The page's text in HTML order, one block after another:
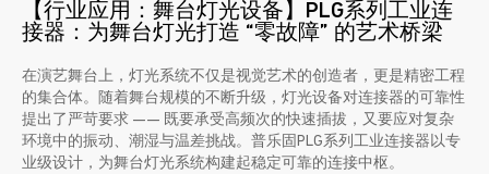
【行业应用：舞台灯光设备】PLG系列工业连
接器：为舞台灯光打造 “零故障” 的艺术桥梁
在演艺舞台上，灯光系统不仅是视觉艺术的创造者，更是精密工程
的集合体。随着舞台规模的不断升级，灯光设备对连接器的可靠性
提出了严苛要求 —— 既要承受高频次的快速插拔，又要应对复杂
环境中的振动、潮湿与温差挑战。普乐固PLG系列工业连接器以专
业级设计，为舞台灯光系统构建起稳定可靠的连接中枢。